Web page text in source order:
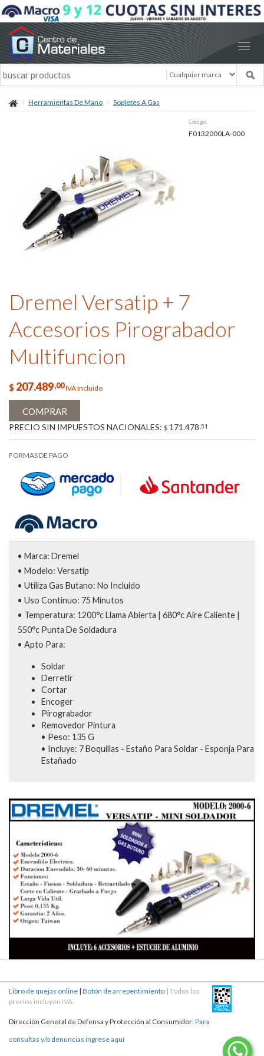
Herramientas De Mano Sopletes A Gas
Código:
F0132000LA-000
Dremel Versatip + 7
Accesorios Pirograbador
Multifuncion
$ 207.489,00IVA Incluido
COMPRAR
PRECIO SIN IMPUESTOS NACIONALES: $ 171.478 ,51
FORMAS DE PAGO
• Marca: Dremel
• Modelo: Versatip
• Utiliza Gas Butano: No Incluido
• Uso Continuo: 75 Minutos
• Temperatura: 1200°c Llama Abierta | 680°c Aire Caliente |
550°c Punta De Soldadura
• Apto Para:
Soldar
Derretir
Cortar
Encoger
Pirograbador
Removedor Pintura
• Peso: 135 G
• Incluye: 7 Boquillas - Estaño Para Soldar - Esponja Para
Estañado
Libro de quejas online | Botón de arrepentimiento | Todos los
precios incluyen IVA.
Dirección General de Defensa y Protección al Consumidor:Para
consultas y/o denuncias ingrese aquí